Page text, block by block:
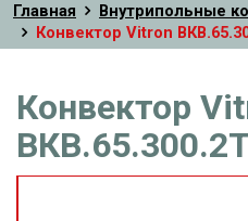
Главная
Внутрипольные
Конвектор Vitron
Конвектор